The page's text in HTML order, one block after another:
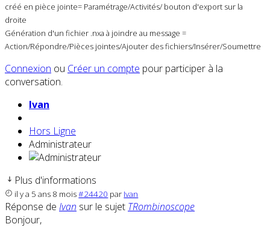
créé en pièce jointe= Paramétrage/Activités/ bouton d'export sur la
droite
Génération d'un fichier .nxa à joindre au message =
Action/Répondre/Pièces jointes/Ajouter des fichiers/Insérer/Soumettre
Connexion ou Créer un compte pour participer à la
conversation.
Ivan
Hors Ligne
Administrateur
Plus d'informations
il y a 5 ans 8 mois#24420 par Ivan
Réponse de Ivan sur le sujet TRombinoscope
Bonjour,